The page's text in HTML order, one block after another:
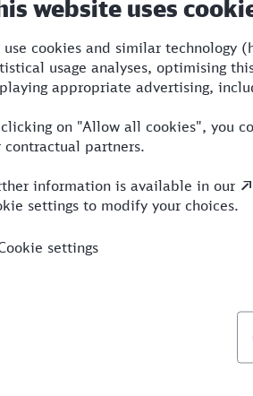
02:18
5:14
5:14 3